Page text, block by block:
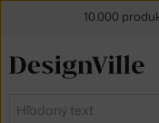
Hľadať
10.000
30